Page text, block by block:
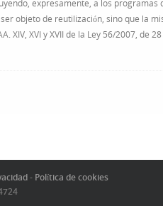
expresamente, a los
objeto de reutilización, sino que la
XIV, XVI y XVII de la Ley 56/2007, de
- Política de cookies